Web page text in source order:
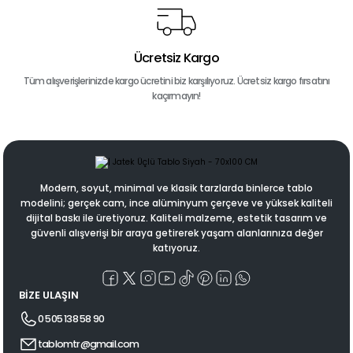
Ücretsiz Kargo
Tüm alışverişlerinizde kargo ücretini biz karşılıyoruz. Ücretsiz kargo fırsatını
kaçırmayın!
Modern, soyut, minimal ve klasik tarzlarda binlerce tablo
modelini; gerçek cam, ince alüminyum çerçeve ve yüksek kaliteli
dijital baskı ile üretiyoruz. Kaliteli malzeme, estetik tasarım ve
güvenli alışverişi bir araya getirerek yaşam alanlarınıza değer
katıyoruz.
BİZE ULAŞIN
0 505 138 58 90
tablomtr@gmail.com